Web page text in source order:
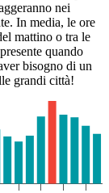
nei
In media, le ore
mattino o tra le
quando
bisogno di un
grandi città!